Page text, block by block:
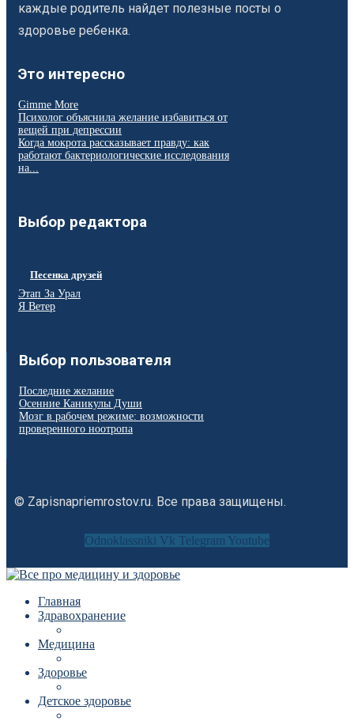
каждые родитель найдет полезные посты о
здоровье ребенка.
Это интересно
Gimme More
Психолог объяснила желание избавиться от
вещей при депрессии
Когда мокрота рассказывает правду: как
работают бактериологические исследования
на...
Выбор редактора
Песенка друзей
Этап За Урал
Я Ветер
Выбор пользователя
Последние желание
Осенние Каникулы Души
Мозг в рабочем режиме: возможности
проверенного ноотропа
© Zapisnapriemrostov.ru. Все права защищены.
Odnoklassniki Vk Telegram Youtube
Главная
Здравохранение
Медицина
Здоровье
Детское здоровье